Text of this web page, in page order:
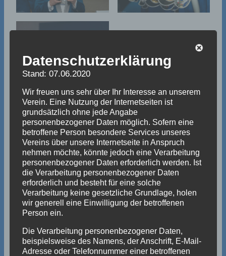
Datenschutzerklärung
Stand: 07.06.2020
Wir freuen uns sehr über Ihr Interesse an unserem
Verein. Eine Nutzung der Internetseiten ist
grundsätzlich ohne jede Angabe
personenbezogener Daten möglich. Sofern eine
betroffene Person besondere Services unseres
Vereins über unsere Internetseite in Anspruch
nehmen möchte, könnte jedoch eine Verarbeitung
personenbezogener Daten erforderlich werden. Ist
die Verarbeitung personenbezogener Daten
erforderlich und besteht für eine solche
Verarbeitung keine gesetzliche Grundlage, holen
wir generell eine Einwilligung der betroffenen
Person ein.
Die Verarbeitung personenbezogener Daten,
beispielsweise des Namens, der Anschrift, E-Mail-
Adresse oder Telefonnummer einer betroffenen